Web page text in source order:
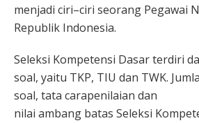
menjadi ciri–ciri seorang Pegawai
Republik Indonesia.
Seleksi Kompetensi Dasar terdiri
soal, yaitu TKP, TIU dan TWK.
soal, tata carapenilaian dan
nilai ambang batas Seleksi